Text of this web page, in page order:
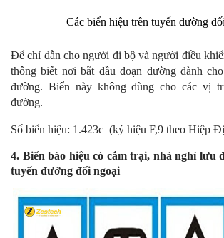
Các biển hiệu trên tuyến đường
Để chỉ dẫn cho người đi bộ và người điều
thông biết nơi bắt đầu đoạn đường dành
đường. Biển này không dùng cho các vị
đường.
Số biển hiệu: 1.423c (ký hiệu F,9 theo Hiệp
4. Biển báo hiệu có cắm trại, nhà nghỉ lưu
tuyến đường đối ngoại